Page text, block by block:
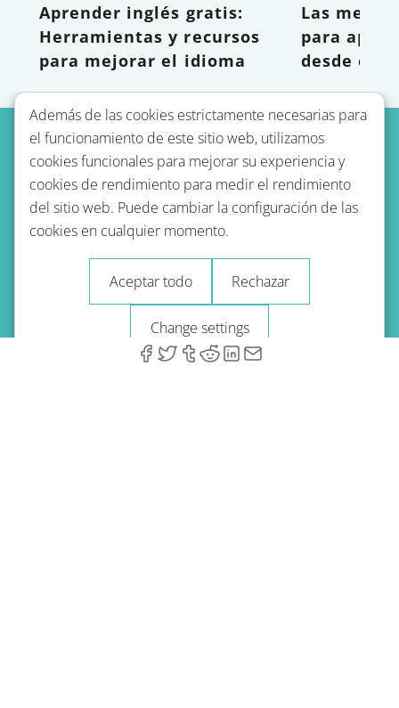
Aprender inglés gratis:
Herramientas y recursos
para mejorar el idioma
Las
para
desde casa
Política de privacidad Condiciones de uso
Impressum - Aviso legal Blog
© 2026 A-Type Technologies GmbH. Todos los derechos reservados.
Además de las cookies estrictamente necesarias para
el funcionamiento de este sitio web, utilizamos
cookies funcionales para mejorar su experiencia y
cookies de rendimiento para medir el rendimiento
del sitio web. Puede cambiar la configuración de las
cookies en cualquier momento.
Aceptar todo Rechazar
Change settings